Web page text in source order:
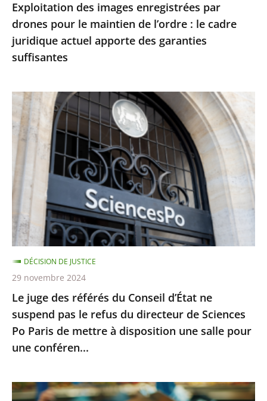
le
cadre
juridique
actuel
des
garanties
suffisantes
Exploitation des images enregistrées par
drones pour le maintien de l’ordre : le cadre
juridique actuel apporte des garanties
suffisantes
Le
juge
des
référés
du
Conseil
d’État
ne
suspend
pas
le
refus
du
directeur
de
Sciences
Paris
Le juge des référés du Conseil d’État ne
suspend pas le refus du directeur de Sciences
Po Paris de mettre à disposition une salle pour
une conféren...
DÉCISION DE JUSTICE
29 novembre 2024
Interdiction